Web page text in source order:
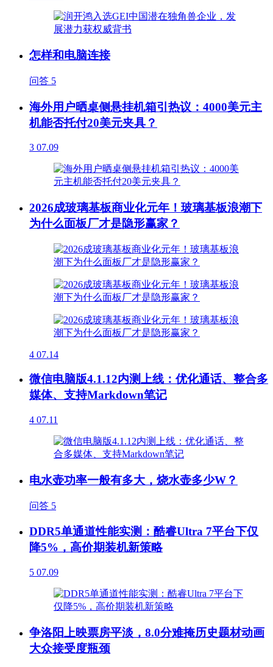
怎样和电脑连接
问答 5
海外用户晒桌侧悬挂机箱引热议：4000美元主
机能否托付20美元夹具？
3 07.09
2026成玻璃基板商业化元年！玻璃基板浪潮下
为什么面板厂才是隐形赢家？
4 07.14
微信电脑版4.1.12内测上线：优化通话、整合多
媒体、支持Markdown笔记
4 07.11
电水壶功率一般有多大，烧水壶多少W？
问答 5
DDR5单通道性能实测：酷睿Ultra 7平台下仅
降5%，高价期装机新策略
5 07.09
争洛阳上映票房平淡，8.0分难掩历史题材动画
大众接受度瓶颈